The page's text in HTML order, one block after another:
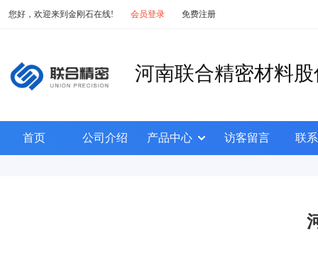
您好，欢迎来到金刚石在线! 会员登录 免费注册
河南联合精密材料
首页 公司介绍 产品中心 访客留言 联